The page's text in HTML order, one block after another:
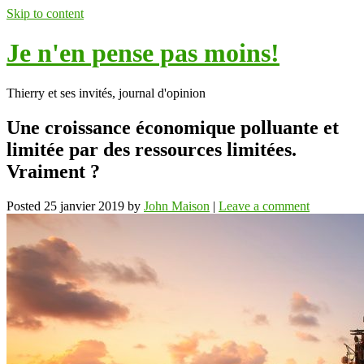
Skip to content
Je n'en pense pas moins!
Thierry et ses invités, journal d'opinion
Une croissance économique polluante et
limitée par des ressources limitées.
Vraiment ?
Posted 25 janvier 2019 by John Maison | Leave a comment